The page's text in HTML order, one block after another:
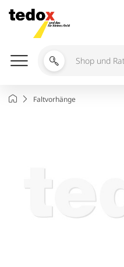
Inhalt
springen
Shop
durchsuchen
StartseiteFaltvorhänge